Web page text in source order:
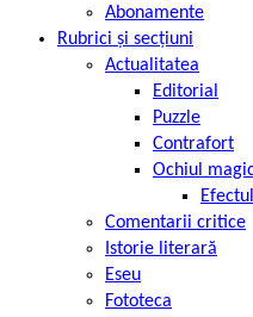
Abonamente
Rubrici și secțiuni
Actualitatea
Editorial
Puzzle
Contrafort
Ochiul
Comentarii critice
Istorie literară
Eseu
Fototeca